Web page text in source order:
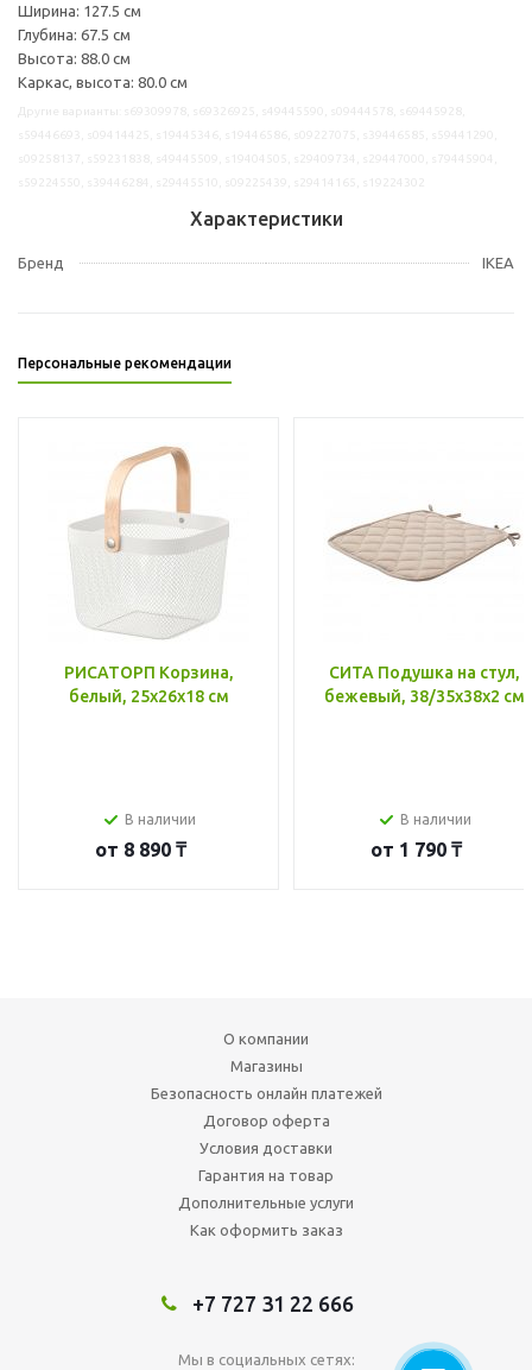
Ширина: 127.5 см
Глубина: 67.5 см
Высота: 88.0 см
Каркас, высота: 80.0 см
Характеристики
Бренд IKEA
Персональные рекомендации
РИСАТОРП Корзина,
белый, 25x26x18 см
В наличии
от 8 890 ₸
СИТА Подушка на стул,
бежевый, 38/35x38x2 см
В наличии
от 1 790 ₸
О компании
Магазины
Безопасность онлайн платежей
Договор оферта
Условия доставки
Гарантия на товар
Дополнительные услуги
Как оформить заказ
+7 727 31 22 666
Мы в социальных сетях: